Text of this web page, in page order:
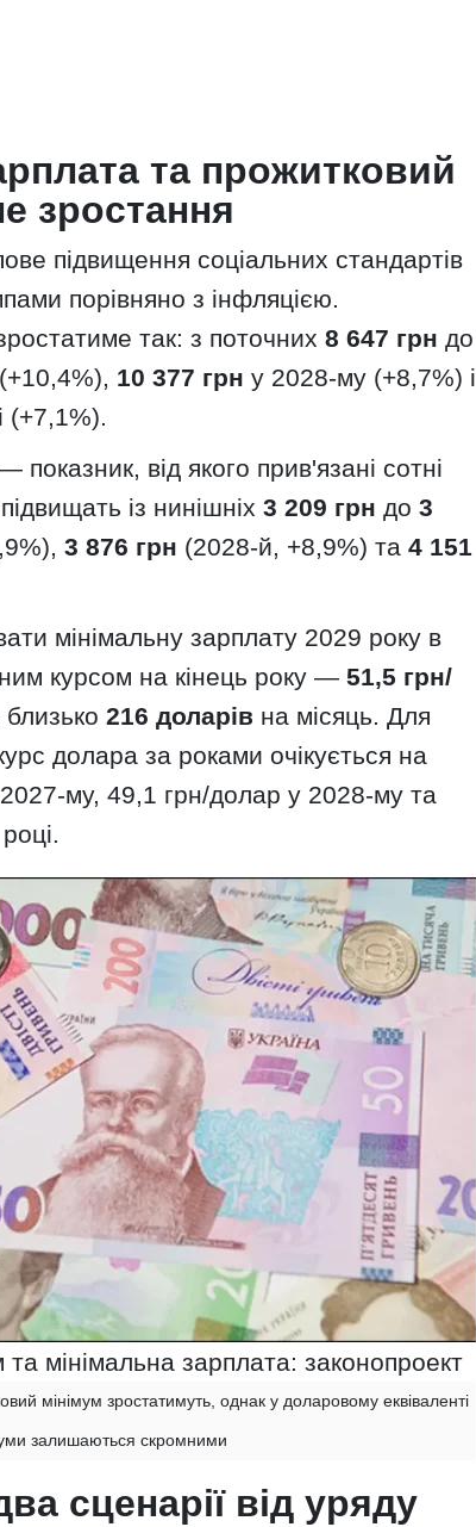
та прожитковий
зростання
підвищення соціальних стандартів
порівняно з інфляцією.
так: з поточних 8 647 грн до
10 377 грн у 2028-му (+8,7%) і
(+7,1%).
від якого прив'язані сотні
із нинішніх 3 209 грн до 3
3 876 грн (2028-й, +8,9%) та 4 151
мінімальну зарплату 2029 року в
курсом на кінець року — 51,5 грн/
216 доларів на місяць. Для
долара за роками очікується на
2027-му, 49,1 грн/долар у 2028-му та
мінімальна зарплата: законопроект
мінімум зростатимуть, однак у доларовому еквіваленті
залишаються скромними
сценарії від уряду